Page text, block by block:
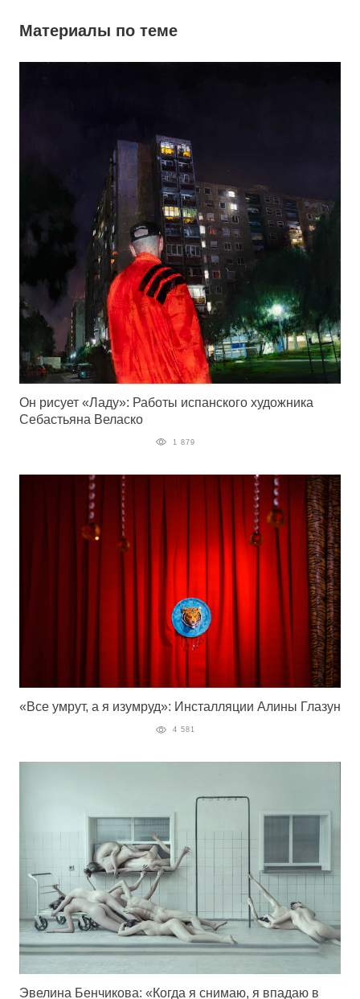
Материалы по теме
Он рисует «Ладу»: Работы испанского художника
Себастьяна Веласко
1 879
«Все умрут, а я изумруд»: Инсталляции Алины Глазун
4 581
Эвелина Бенчикова: «Когда я снимаю, я впадаю в